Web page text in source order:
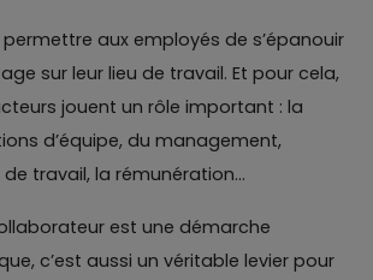
permettre aux employés de s’épanouir
sur leur lieu de travail. Et pour cela,
jouent un rôle important : la
d’équipe, du management,
de travail, la rémunération...
est une démarche
c’est aussi un véritable levier pour